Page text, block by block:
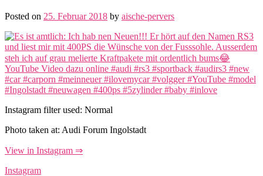
Posted on 25. Februar 2018 by aische-pervers
Instagram filter used: Normal
Photo taken at: Audi Forum Ingolstadt
View in Instagram ⇒
Instagram